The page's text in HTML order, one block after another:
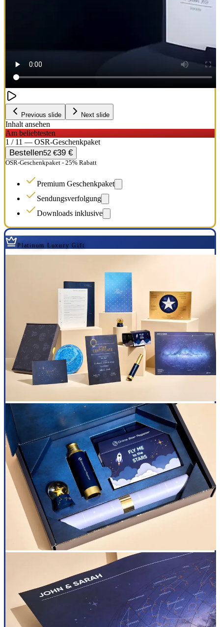
Previous slide Next slide
Inhalt ansehen
Am beliebtesten
1 / 11 — OSR-Geschenkpaket
Bestellen52 €39 €
OSR-Geschenkpaket - 25% Rabatt
Premium Geschenkpaket
Sendungsverfolgung
Downloads inklusive
Platinum Luxury Gift